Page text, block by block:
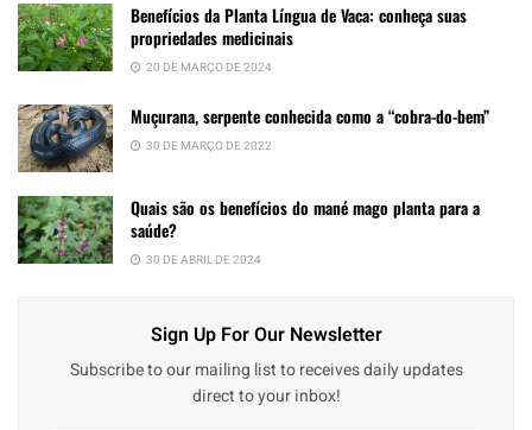
Benefícios da Planta Língua de Vaca: conheça suas
propriedades medicinais
20 DE MARÇO DE 2024
Muçurana, serpente conhecida como a “cobra-do-bem”
30 DE MARÇO DE 2022
Quais são os benefícios do mané mago planta para a
saúde?
30 DE ABRIL DE 2024
Sign Up For Our Newsletter
Subscribe to our mailing list to receives daily updates
direct to your inbox!